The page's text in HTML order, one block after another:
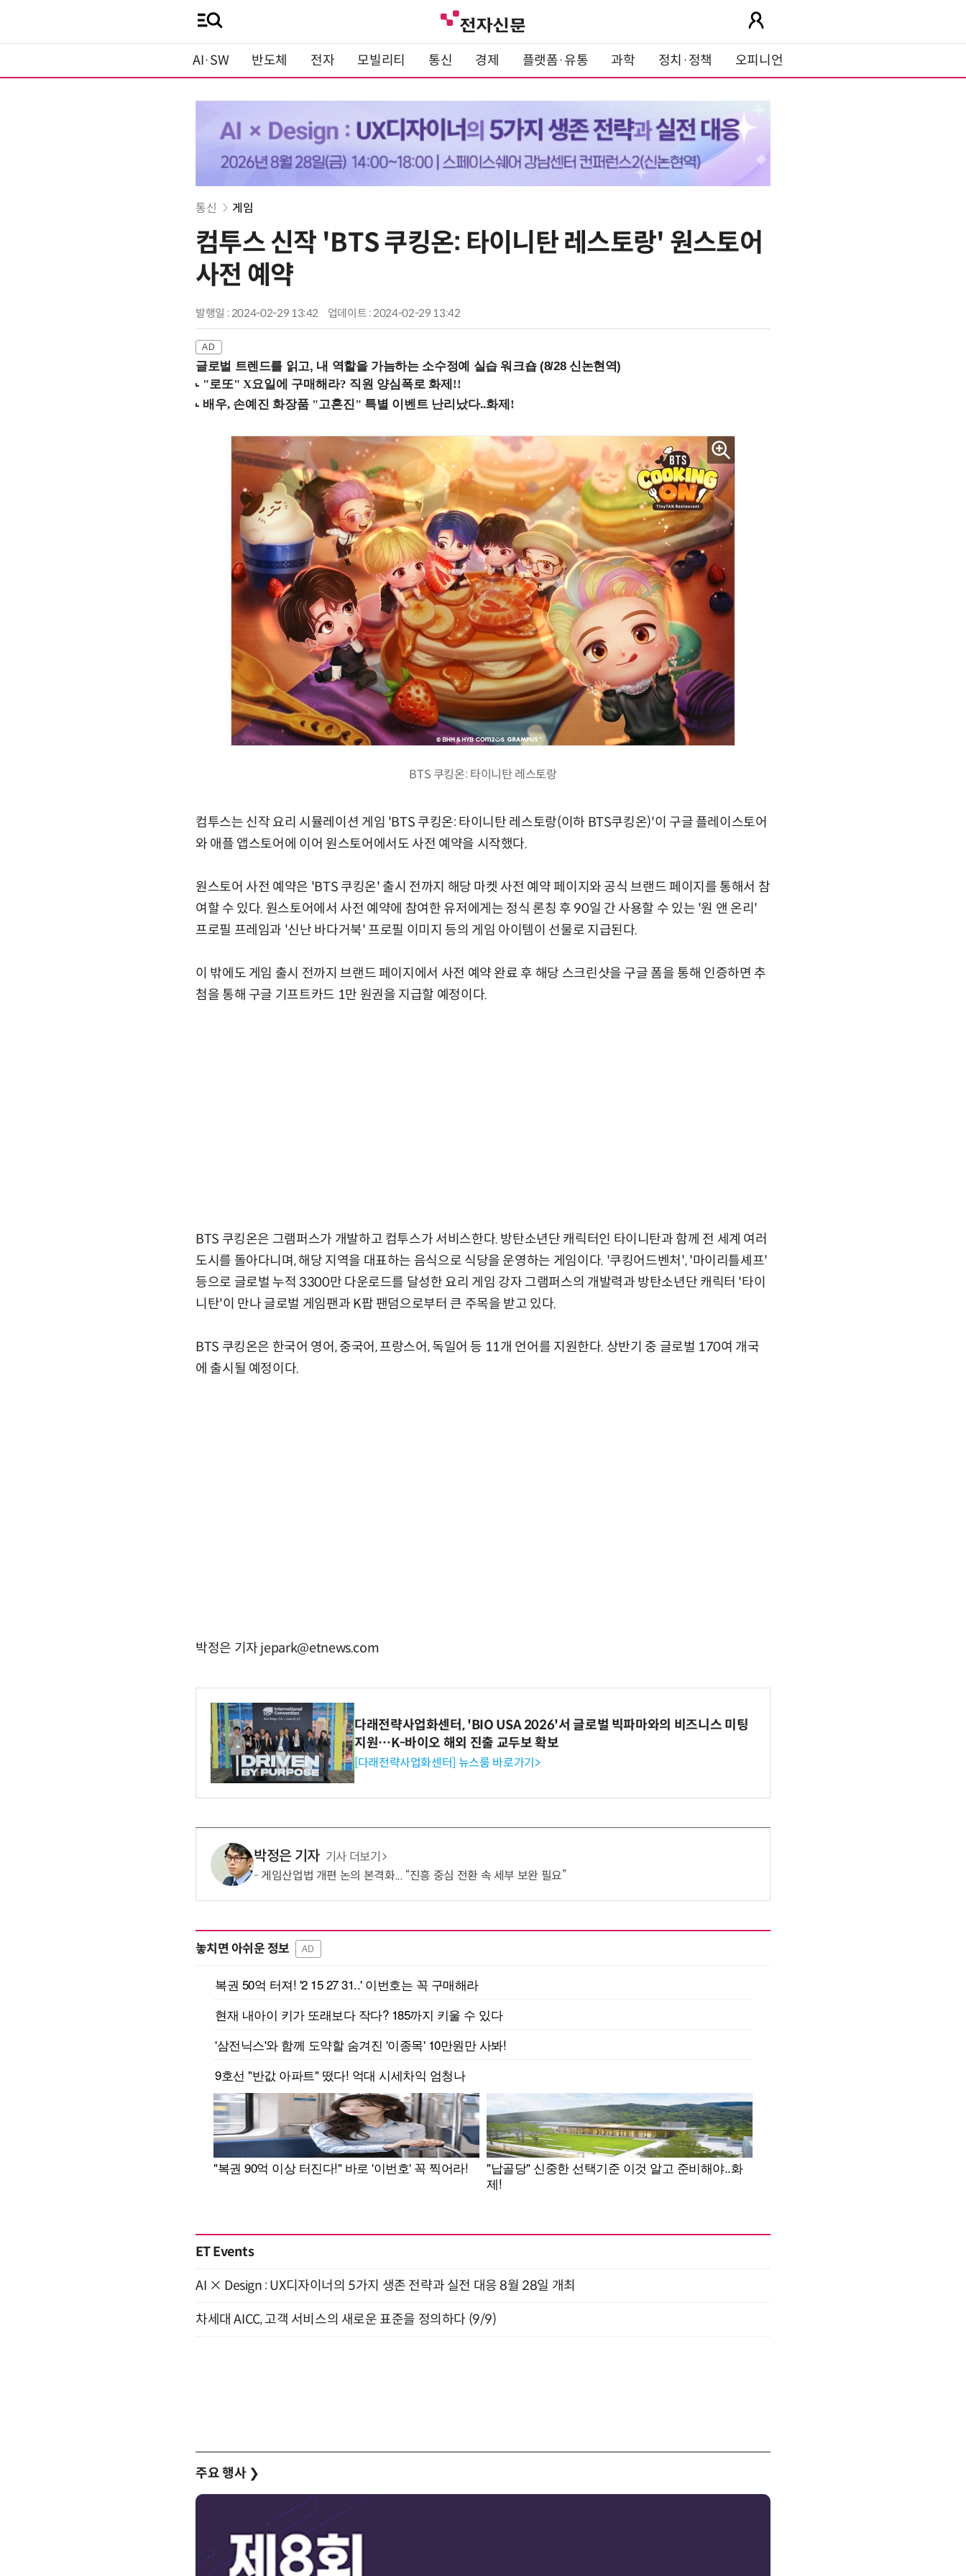
AI·SW 반도체 전자 모빌리티 통신 경제 플랫폼·유통 과학 정치·정책 오피니언
통신 게임
컴투스 신작 'BTS 쿠킹온: 타이니탄 레스토랑' 원스토어
사전 예약
발행일 : 2024-02-29 13:42 업데이트 : 2024-02-29 13:42
글로벌 트렌드를 읽고, 내 역할을 가늠하는 소수정예 실습 워크숍 (8/28 신논현역)
BTS 쿠킹온: 타이니탄 레스토랑
컴투스는 신작 요리 시뮬레이션 게임 'BTS 쿠킹온: 타이니탄 레스토랑(이하 BTS쿠킹온)'이 구글 플레이스토어
와 애플 앱스토어에 이어 원스토어에서도 사전 예약을 시작했다.
원스토어 사전 예약은 'BTS 쿠킹온' 출시 전까지 해당 마켓 사전 예약 페이지와 공식 브랜드 페이지를 통해서 참
여할 수 있다. 원스토어에서 사전 예약에 참여한 유저에게는 정식 론칭 후 90일 간 사용할 수 있는 '원 앤 온리'
프로필 프레임과 '신난 바다거북' 프로필 이미지 등의 게임 아이템이 선물로 지급된다.
이 밖에도 게임 출시 전까지 브랜드 페이지에서 사전 예약 완료 후 해당 스크린샷을 구글 폼을 통해 인증하면 추
첨을 통해 구글 기프트카드 1만 원권을 지급할 예정이다.
BTS 쿠킹온은 그램퍼스가 개발하고 컴투스가 서비스한다. 방탄소년단 캐릭터인 타이니탄과 함께 전 세계 여러
도시를 돌아다니며, 해당 지역을 대표하는 음식으로 식당을 운영하는 게임이다. '쿠킹어드벤처', '마이리틀셰프'
등으로 글로벌 누적 3300만 다운로드를 달성한 요리 게임 강자 그램퍼스의 개발력과 방탄소년단 캐릭터 '타이
니탄'이 만나 글로벌 게임팬과 K팝 팬덤으로부터 큰 주목을 받고 있다.
BTS 쿠킹온은 한국어 영어, 중국어, 프랑스어, 독일어 등 11개 언어를 지원한다. 상반기 중 글로벌 170여 개국
에 출시될 예정이다.
박정은 기자 jepark@etnews.com
다래전략사업화센터, 'BIO USA 2026'서 글로벌 빅파마와의 비즈니스 미팅
지원…K-바이오 해외 진출 교두보 확보
[다래전략사업화센터] 뉴스룸 바로가기>
박정은 기자 기사 더보기
게임산업법 개편 논의 본격화... “진흥 중심 전환 속 세부 보완 필요”
놓치면 아쉬운 정보 AD
ET Events
AI × Design : UX디자이너의 5가지 생존 전략과 실전 대응 8월 28일 개최
차세대 AICC, 고객 서비스의 새로운 표준을 정의하다 (9/9)
주요 행사 ❯